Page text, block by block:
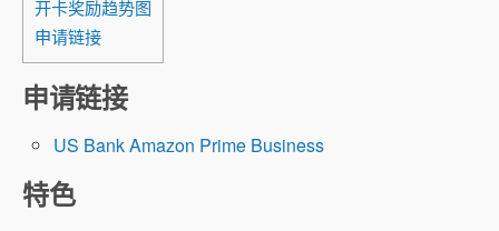
开卡奖励趋势图
申请链接
申请链接
US Bank Amazon Prime Business
特色